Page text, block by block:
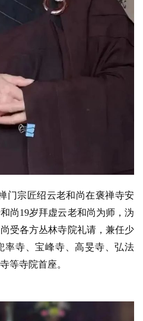
注册
门宗匠绍云老和尚在褒禅寺安
尚19岁拜虚云老和尚为师，沩
受各方丛林寺院礼请，兼任少
率寺、宝峰寺、高旻寺、弘法
等寺院首座。